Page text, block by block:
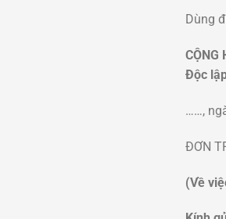
Dùng
CỘNG
Độc
……,
ĐƠN
(Về